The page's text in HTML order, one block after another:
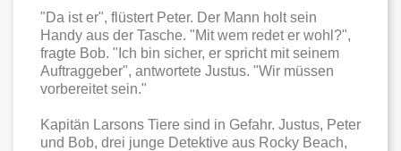
"Da ist er", flüstert Peter. Der Mann holt sein
Handy aus der Tasche. "Mit wem redet er wohl?",
fragte Bob. "Ich bin sicher, er spricht mit seinem
Auftraggeber", antwortete Justus. "Wir müssen
vorbereitet sein."
Kapitän Larsons Tiere sind in Gefahr. Justus, Peter
und Bob, drei junge Detektive aus Rocky Beach,